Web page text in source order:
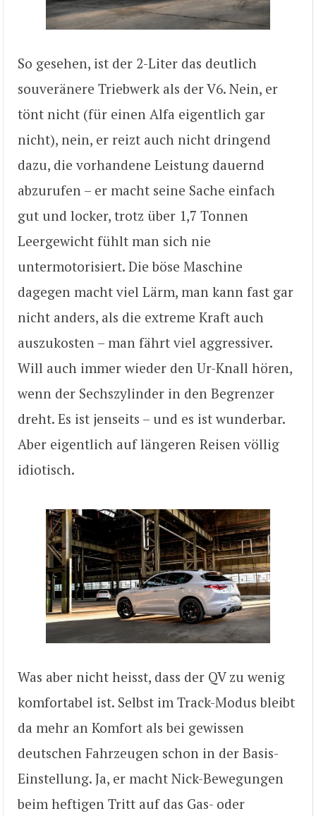
So gesehen, ist der 2-Liter das deutlich
souveränere Triebwerk als der V6. Nein, er
tönt nicht (für einen Alfa eigentlich gar
nicht), nein, er reizt auch nicht dringend
dazu, die vorhandene Leistung dauernd
abzurufen – er macht seine Sache einfach
gut und locker, trotz über 1,7 Tonnen
Leergewicht fühlt man sich nie
untermotorisiert. Die böse Maschine
dagegen macht viel Lärm, man kann fast gar
nicht anders, als die extreme Kraft auch
auszukosten – man fährt viel aggressiver.
Will auch immer wieder den Ur-Knall hören,
wenn der Sechszylinder in den Begrenzer
dreht. Es ist jenseits – und es ist wunderbar.
Aber eigentlich auf längeren Reisen völlig
idiotisch.
Was aber nicht heisst, dass der QV zu wenig
komfortabel ist. Selbst im Track-Modus bleibt
da mehr an Komfort als bei gewissen
deutschen Fahrzeugen schon in der Basis-
Einstellung. Ja, er macht Nick-Bewegungen
beim heftigen Tritt auf das Gas- oder